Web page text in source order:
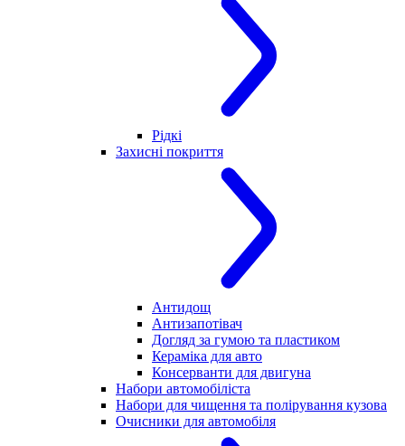
Рідкі
Захисні покриття
Антидощ
Антизапотівач
Догляд за гумою та пластиком
Кераміка для авто
Консерванти для двигуна
Набори автомобіліста
Набори для чищення та полірування кузова
Очисники для автомобіля